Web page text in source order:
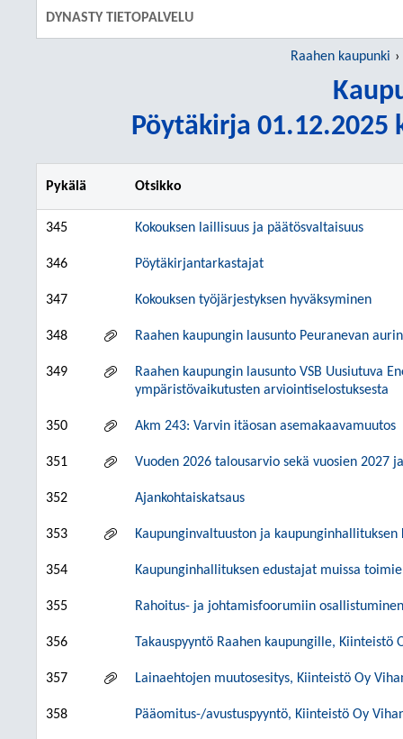
DYNASTY TIETOPALVELU
Raahen kaupunki
Pöytäkirja 01.12.2025
Pykälä Otsikko
345 Kokouksen laillisuus ja päätösvaltaisuus
346 Pöytäkirjantarkastajat
347 Kokouksen työjärjestyksen hyväksyminen
348 Raahen kaupungin lausunto Peuranevan
349
Raahen kaupungin lausunto VSB Uusiutuva
ympäristövaikutusten arviointiselostuksesta
350 Akm 243: Varvin itäosan asemakaavamuutos
351 Vuoden 2026 talousarvio sekä vuosien 2027
352 Ajankohtaiskatsaus
353 Kaupunginvaltuuston ja kaupunginhallituksen
354 Kaupunginhallituksen edustajat muissa
355 Rahoitus- ja johtamisfoorumiin
356 Takauspyyntö Raahen kaupungille, Kiinteistö
357 Lainaehtojen muutosesitys, Kiinteistö Oy
358 Pääomitus-/avustuspyyntö, Kiinteistö Oy